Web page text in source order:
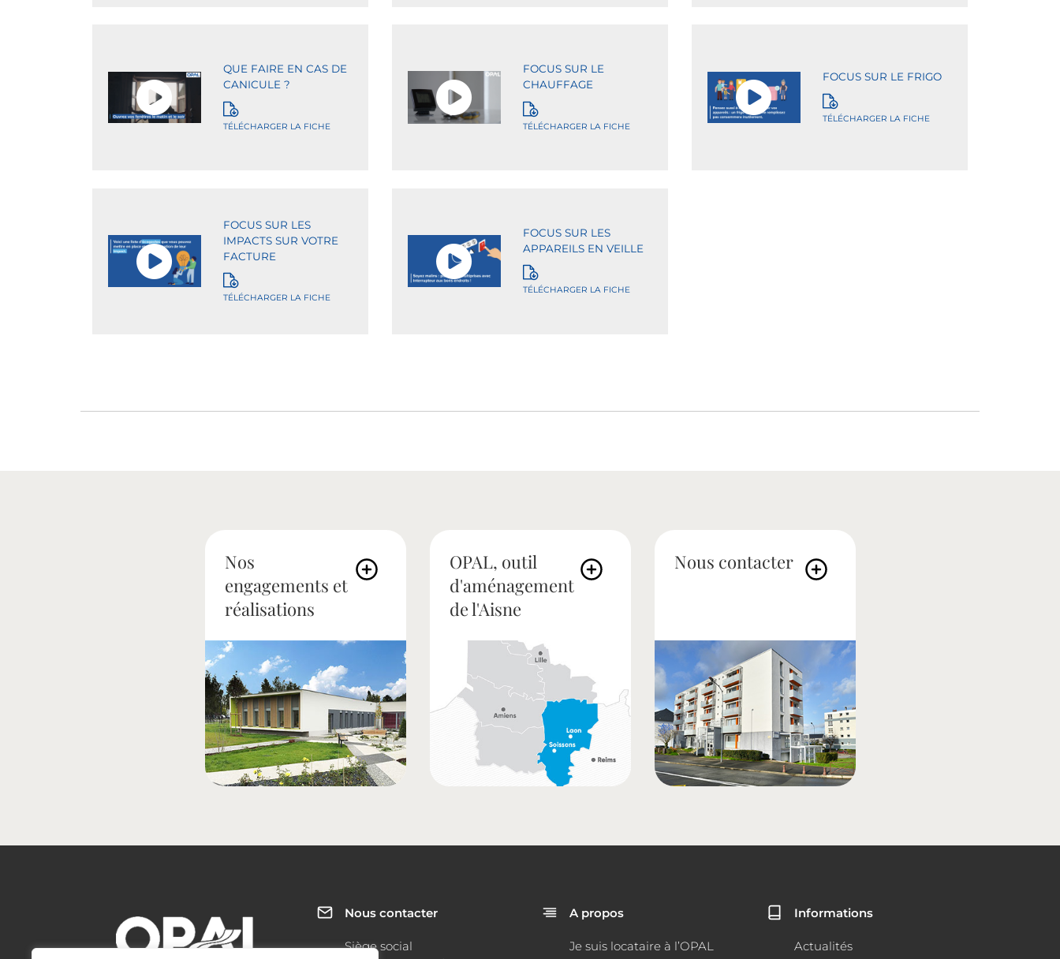
QUE FAIRE EN CAS DE
CANICULE ?
TÉLÉCHARGER LA FICHE
FOCUS SUR LE
CHAUFFAGE
TÉLÉCHARGER LA FICHE
FOCUS SUR LE FRIGO
TÉLÉCHARGER LA FICHE
FOCUS SUR LES
IMPACTS SUR VOTRE
FACTURE
TÉLÉCHARGER LA FICHE
FOCUS SUR LES
APPAREILS EN VEILLE
TÉLÉCHARGER LA FICHE
Nos
engagements et
réalisations
OPAL, outil
d'aménagement
de l'Aisne
Nous contacter
Nous contacter
Siège social
A propos
Je suis locataire à l’OPAL
Informations
Actualités